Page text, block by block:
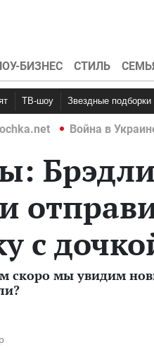
БИЗНЕС СТИЛЬ
ТВ-шоу Звездные подборки
Война в
с
скоро мы увидим